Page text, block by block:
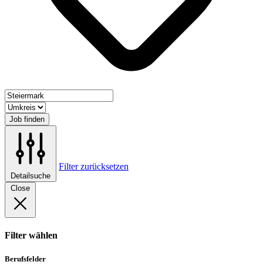
Job finden
Detailsuche
Filter zurücksetzen
Close
Filter wählen
Berufsfelder